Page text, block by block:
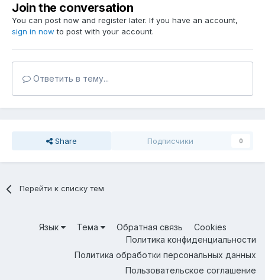
Join the conversation
You can post now and register later. If you have an account,
sign in now to post with your account.
Ответить в тему...
Share Подписчики 0
Перейти к списку тем
Язык Тема Обратная связь
Cookies
Политика конфиденциальности
Политика обработки персональных данных
Пользовательское соглашение